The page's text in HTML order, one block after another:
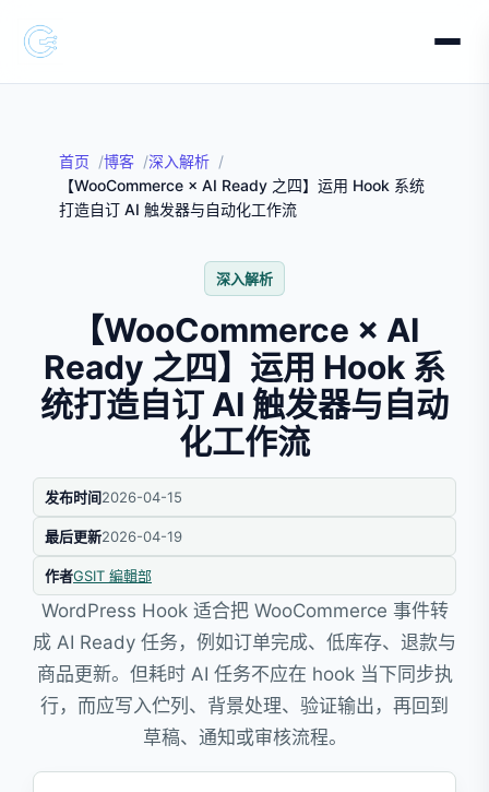
首页 博客
深入解析
【WooCommerce × AI Ready 之四】运用 Hook 系统
打造自订 AI 触发器与自动化工作流
深入解析
【WooCommerce × AI
Ready 之四】运用 Hook 系
统打造自订 AI 触发器与自动
化工作流
发布时间2026-04-15
最后更新2026-04-19
作者GSIT 編輯部
WordPress Hook 适合把 WooCommerce 事件转
成 AI Ready 任务，例如订单完成、低库存、退款与
商品更新。但耗时 AI 任务不应在 hook 当下同步执
行，而应写入伫列、背景处理、验证输出，再回到
草稿、通知或审核流程。